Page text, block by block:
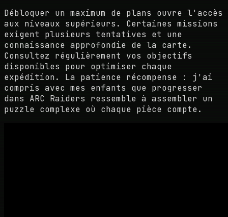
Débloquer un maximum de plans ouvre l'accès
aux niveaux supérieurs. Certaines missions
exigent plusieurs tentatives et une
connaissance approfondie de la carte.
Consultez régulièrement vos objectifs
disponibles pour optimiser chaque
expédition. La patience récompense : j'ai
compris avec mes enfants que progresser
dans ARC Raiders ressemble à assembler un
puzzle complexe où chaque pièce compte.